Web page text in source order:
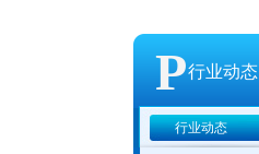
P行业动态
行业动态